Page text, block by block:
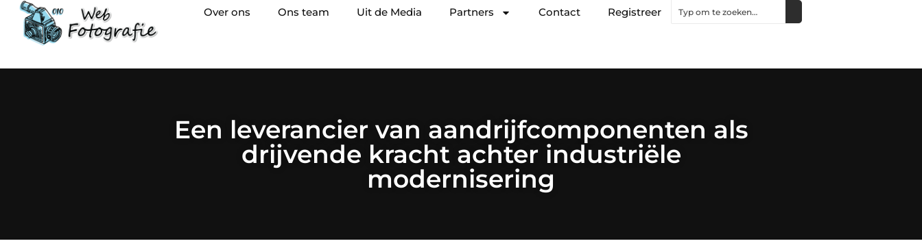
Over ons Ons team Uit de Media Partners Contact Registreer
Een leverancier van aandrijfcomponenten als
drijvende kracht achter industriële
modernisering